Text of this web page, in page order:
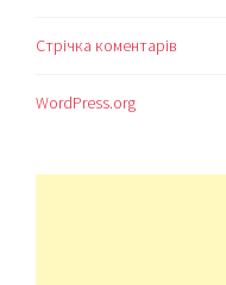
Стрічка коментарів
WordPress.org